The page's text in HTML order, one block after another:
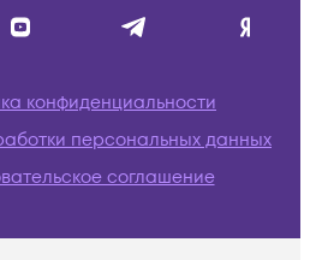
конфиденциальности
персональных данных
соглашение